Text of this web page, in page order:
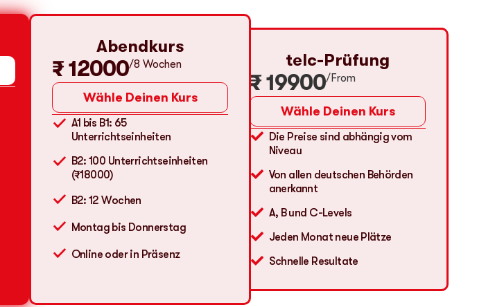
Abendkurs
₹ 12000/8 Wochen
Wähle Deinen Kurs
A1 bis B1: 65
Unterrichtseinheiten
B2: 100 Unterrichtseinheiten
(₹18000)
B2: 12 Wochen
Montag bis Donnerstag
Online oder in Präsenz
telc-Prüfung
₹ 19900/From
Wähle Deinen Kurs
Die Preise sind abhängig vom
Niveau
Von allen deutschen Behörden
anerkannt
A, B und C-Levels
Jeden Monat neue Plätze
Schnelle Resultate